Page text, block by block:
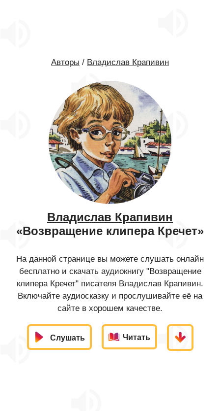
Авторы / Владислав Крапивин
Владислав Крапивин
«Возвращение клипера Кречет»
На данной странице вы можете слушать онлайн
бесплатно и скачать аудиокнигу "Возвращение
клипера Кречет" писателя Владислав Крапивин.
Включайте аудиосказку и прослушивайте её на
сайте в хорошем качестве.
Слушать Читать